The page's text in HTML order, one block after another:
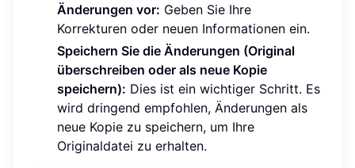
Änderungen vor: Geben Sie Ihre
Korrekturen oder neuen Informationen ein.
Speichern Sie die Änderungen (Original
überschreiben oder als neue Kopie
speichern): Dies ist ein wichtiger Schritt. Es
wird dringend empfohlen, Änderungen als
neue Kopie zu speichern, um Ihre
Originaldatei zu erhalten.